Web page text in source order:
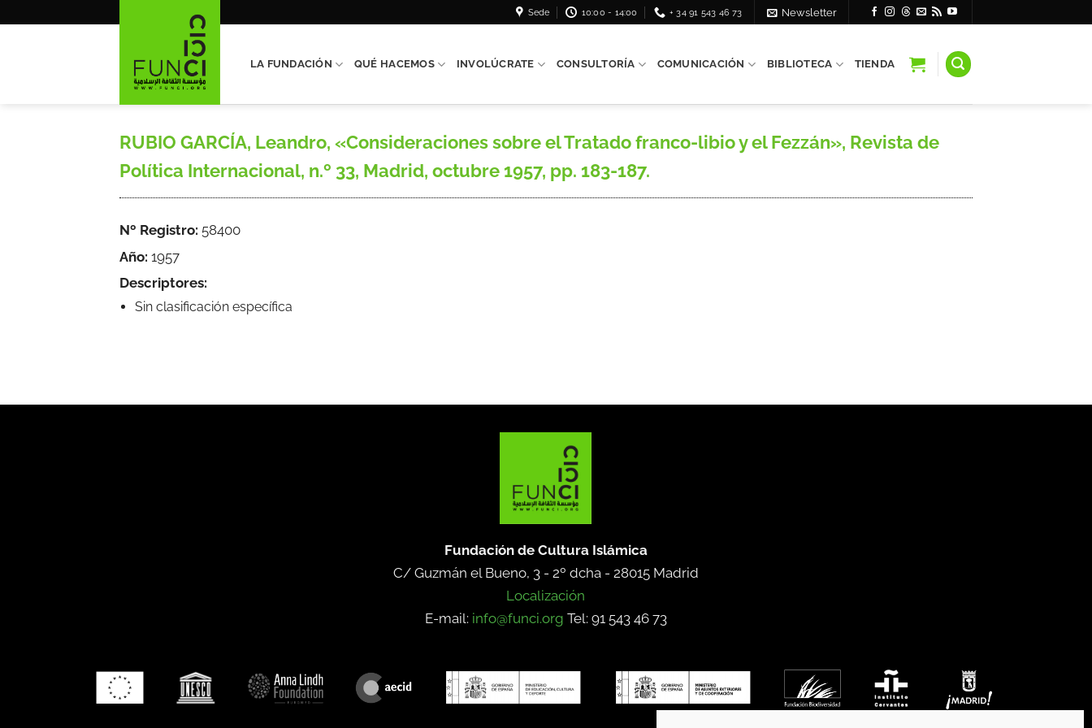
Sede 10:00 - 14:00 + 34 91 543 46 73 Newsletter
LA FUNDACIÓN QUÉ HACEMOS INVOLÚCRATE CONSULTORÍA COMUNICACIÓN BIBLIOTECA TIENDA
RUBIO GARCÍA, Leandro, «Consideraciones sobre el Tratado franco-libio y el Fezzán», Revista de
Política Internacional, n.º 33, Madrid, octubre 1957, pp. 183-187.
Nº Registro: 58400
Año: 1957
Descriptores:
Sin clasificación específica
Fundación de Cultura Islámica
C/ Guzmán el Bueno, 3 - 2º dcha - 28015 Madrid
Localización
E-mail: info@funci.org Tel: 91 543 46 73